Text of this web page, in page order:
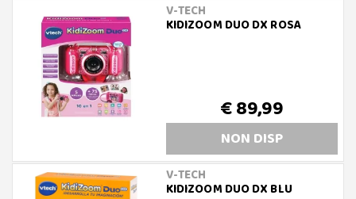
V-TECH
KIDIZOOM DUO DX ROSA
€ 89,99
NON DISP
V-TECH
KIDIZOOM DUO DX BLU